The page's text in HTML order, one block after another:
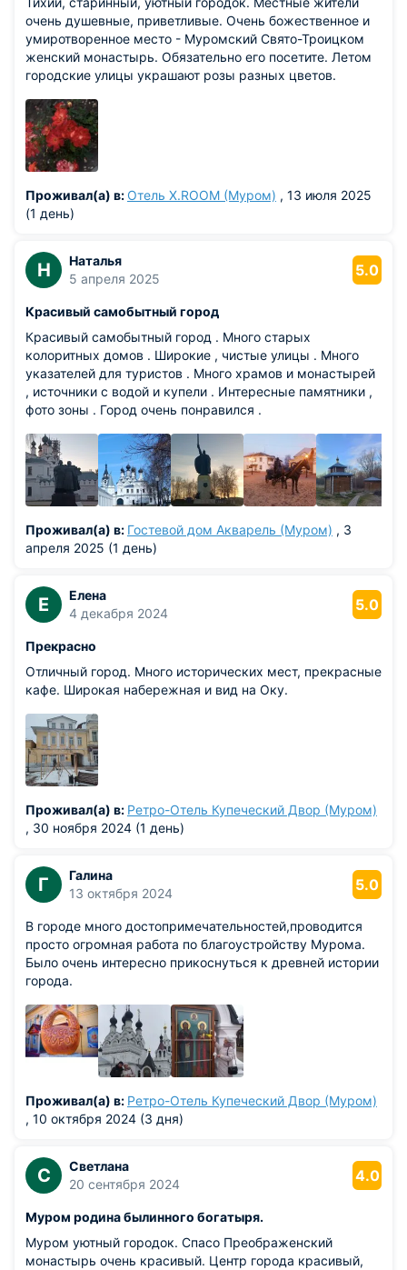
очень душевные, приветливые. Очень божественное и
умиротворенное место - Муромский Свято-Троицком
женский монастырь. Обязательно его посетите. Летом
городские улицы украшают розы разных цветов.
Проживал(а) в: Отель Х.ROOM (Муром) , 13 июля 2025
(1 день)
Н
Наталья
5 апреля 2025
5.0
Красивый самобытный город
Красивый самобытный город . Много старых
колоритных домов . Широкие , чистые улицы . Много
указателей для туристов . Много храмов и монастырей
, источники с водой и купели . Интересные памятники ,
фото зоны . Город очень понравился .
Проживал(а) в: Гостевой дом Акварель (Муром) , 3
апреля 2025 (1 день)
Е
Елена
4 декабря 2024
5.0
Прекрасно
Отличный город. Много исторических мест, прекрасные
кафе. Широкая набережная и вид на Оку.
Проживал(а) в: Ретро-Отель Купеческий Двор (Муром)
, 30 ноября 2024 (1 день)
Г
Галина
13 октября 2024
5.0
В городе много достопримечательностей,проводится
просто огромная работа по благоустройству Мурома.
Было очень интересно прикоснуться к древней истории
города.
Проживал(а) в: Ретро-Отель Купеческий Двор (Муром)
, 10 октября 2024 (3 дня)
С
Светлана
20 сентября 2024
4.0
Муром родина былинного богатыря.
Муром уютный городок. Спасо Преображенский
монастырь очень красивый. Центр города красивый,